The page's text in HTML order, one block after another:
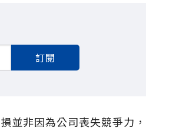
訂閱
並非因為公司喪失競爭力，